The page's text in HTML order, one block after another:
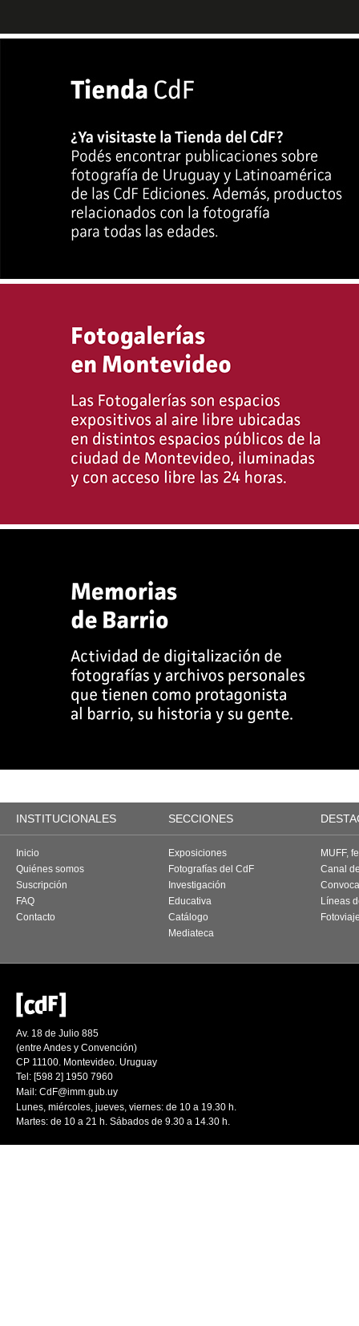
INSTITUCIONALES SECCIONES
Inicio
Quiénes somos
Suscripción
FAQ
Contacto
Exposiciones
Fotografías del CdF
Investigación
Educativa
Catálogo
Mediateca
MUFF,
Canal
Líneas
Av. 18 de Julio 885
(entre Andes y Convención)
CP 11100. Montevideo. Uruguay
Tel: [598 2] 1950 7960
Mail: CdF@imm.gub.uy
Lunes, miércoles, jueves, viernes: de 10 a 19.30 h.
Martes: de 10 a 21 h. Sábados de 9.30 a 14.30 h.